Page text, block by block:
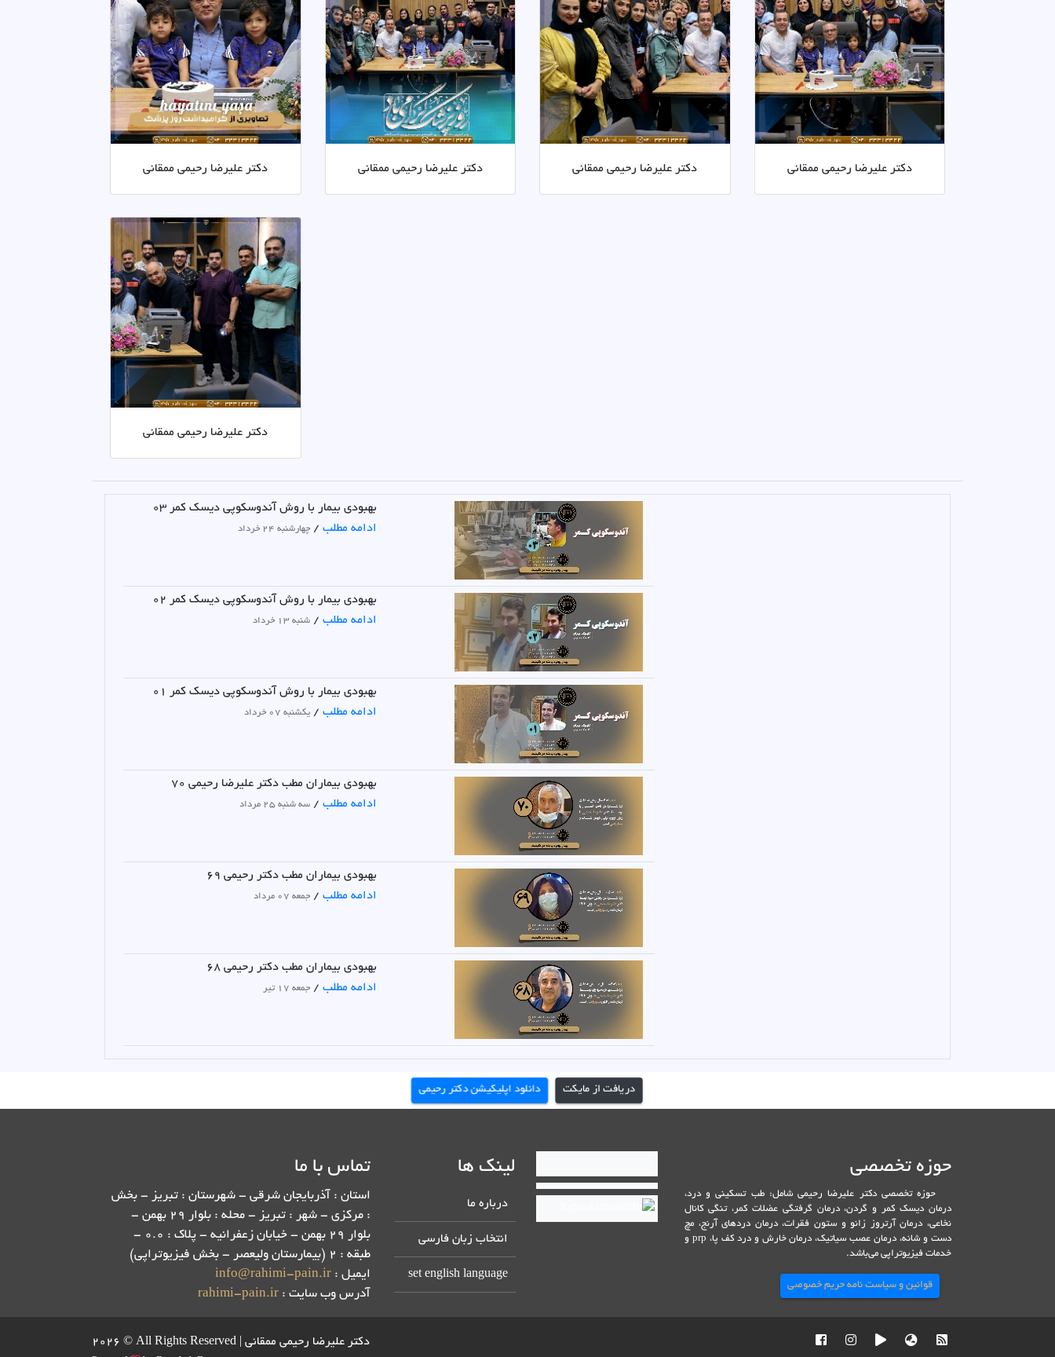
دکتر علیرضا رحیمی ممقانی دکتر علیرضا رحیمی ممقانی دکتر علیرضا رحیمی ممقانی دکتر علیرضا رحیمی ممقانی
دکتر علیرضا رحیمی ممقانی
بهبودی بیمار با روش آندوسکوپی دیسک کمر 03
ادامه مطلب/ چهارشنبه 24 خرداد
بهبودی بیمار با روش آندوسکوپی دیسک کمر 02
ادامه مطلب/ شنبه 13 خرداد
بهبودی بیمار با روش آندوسکوپی دیسک کمر 01
ادامه مطلب/ یکشنبه 07 خرداد
بهبودی بیماران مطب دکتر علیرضا رحیمی 70
ادامه مطلب/ سه شنبه 25 مرداد
بهبودی بیماران مطب دکتر رحیمی 69
ادامه مطلب/ جمعه 07 مرداد
بهبودی بیماران مطب دکتر رحیمی 68
ادامه مطلب/ جمعه 17 تیر
دانلود اپلیکیشن دکتر رحیمی دریافت از مایکت
حوزه تخصصی
حوزه تخصصی دکتر علیرضا رحیمی شامل: طب تسکینی و درد،
درمان دیسک کمر و گردن، درمان گرفتگی عضلات کمر، تنگی کانال
نخاعی، درمان آرتروز زانو و ستون فقرات، درمان دردهای آرنج، مچ
دست و شانه، درمان عصب سیاتیک، درمان خارش و درد کف پا، prp و
خدمات فیزیوتراپی می‌باشد.
قوانین و سیاست نامه حریم خصوصی
لینک ها
درباره ما
انتخاب زبان فارسی
set english language
تماس با ما
استان : آذربایجان شرقی - شهرستان : تبریز - بخش
: مرکزی - شهر : تبریز - محله : بلوار 29 بهمن -
بلوار 29 بهمن - خیابان زعفرانیه - پلاک : 0.0 -
طبقه : 2 (بیمارستان ولیعصر - بخش فیزیوتراپی)
ایمیل : info@rahimi-pain.ir
آدرس وب سایت : rahimi-pain.ir
2026 © All Rights Reserved | دکتر علیرضا رحیمی ممقانی